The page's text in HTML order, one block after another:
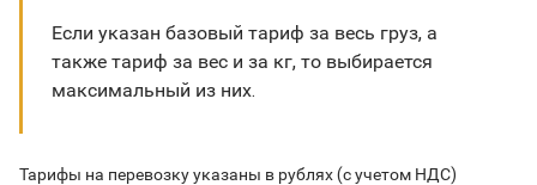
Если указан базовый тариф за весь груз, а
также тариф за вес и за кг, то выбирается
максимальный из них.
Тарифы на перевозку указаны в рублях (с учетом НДС)